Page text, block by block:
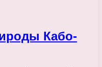
Кабо-